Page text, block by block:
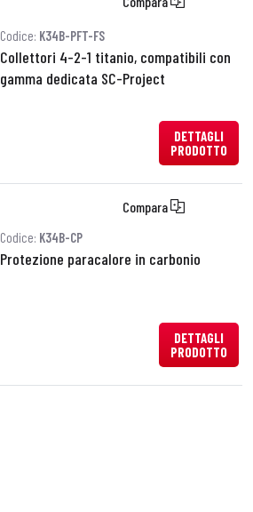
Codice: K34B-PFT-FS
Collettori 4-2-1 titanio, compatibili con
gamma dedicata SC-Project
DETTAGLI
PRODOTTO
Compara
Codice: K34B-CP
Protezione paracalore in carbonio
DETTAGLI
PRODOTTO